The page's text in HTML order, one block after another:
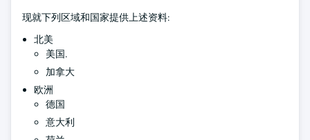
现就下列区域和国家提供上述资料:
北美
美国.
加拿大
欧洲
德国
意大利